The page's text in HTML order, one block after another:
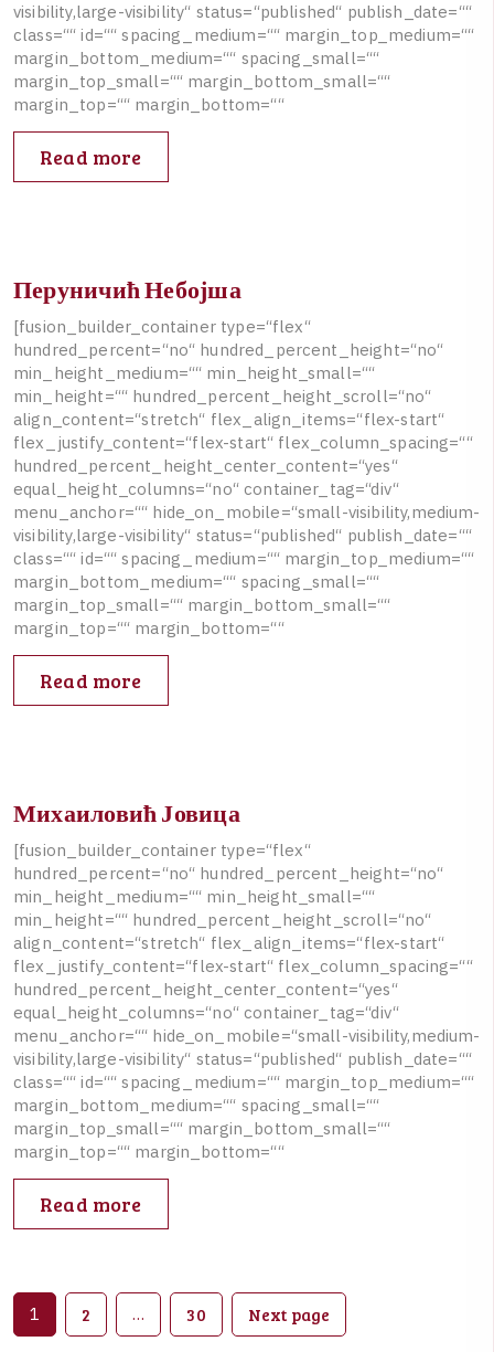
visibility,large-visibility“ status=“published“ publish date=““
class=““ id=““ spacing medium=““ margin top_ medium=““
margin bottom medium=““ spacing small=““
margin top small=““ margin bottom _small=““
margin top=““ margin bottom=““
Read more
Перуничић Небојша
[fusion builder_ container type=“flex“
hundred percent=“no“ hundred percent height=“no“
min height medium=““ min height small=““
min height=““ hundred percent height scroll=“no“
align content=“stretch“ flex align _items=“flex-start“
flex justify_ content=“flex-start“ flex column _spacing=““
hundred percent height center_ content=“yes“
equal_ height columns=“no“ container_ tag=“div“
menu anchor=““ hide_on mobile=“small-visibility,medium-
visibility,large-visibility“ status=“published“ publish date=““
class=““ id=““ spacing medium=““ margin top_ medium=““
margin bottom medium=““ spacing small=““
margin top small=““ margin bottom _small=““
margin top=““ margin bottom=““
Read more
Михаиловић Јовица
[fusion builder_ container type=“flex“
hundred percent=“no“ hundred percent height=“no“
min height medium=““ min height small=““
min height=““ hundred percent height scroll=“no“
align content=“stretch“ flex align _items=“flex-start“
flex justify_ content=“flex-start“ flex column _spacing=““
hundred percent height center_ content=“yes“
equal_ height columns=“no“ container_ tag=“div“
menu anchor=““ hide_on mobile=“small-visibility,medium-
visibility,large-visibility“ status=“published“ publish date=““
class=““ id=““ spacing medium=““ margin top_ medium=““
margin bottom medium=““ spacing small=““
margin top small=““ margin bottom _small=““
margin top=““ margin bottom=““
Read more
1 2 … 30 Next page